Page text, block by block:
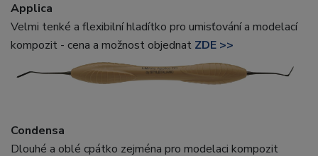
Applica
Velmi tenké a flexibilní hladítko pro umisťování a modelací
kompozit - cena a možnost objednat ZDE >>
Condensa
Dlouhé a oblé cpátko zejména pro modelaci kompozit